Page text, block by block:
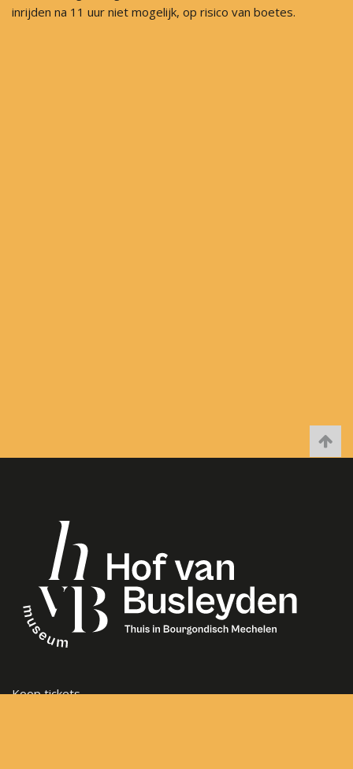
inrijden na 11 uur niet mogelijk, op risico van boetes.
Koop tickets